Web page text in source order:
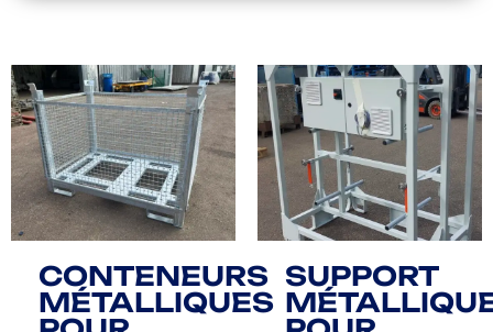
CONTENEURS
MÉTALLIQUES
SUPPORT